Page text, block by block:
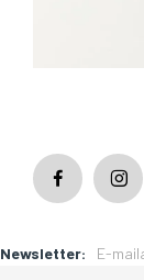
Newsletter: